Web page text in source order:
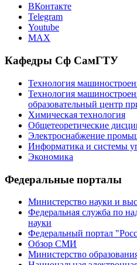
ВКонтакте
Telegram
Youtube
MAX
Кафедры Сф СамГТУ
Технология
Технология
образовательный
Химическая технология
Общетеоретические
Электроснабжение
Информатика и системы
Экономика
Федеральные порталы
Министерство науки и
Федеральная служба по
науки
Федеральный портал
Обзор СМИ
Министерство